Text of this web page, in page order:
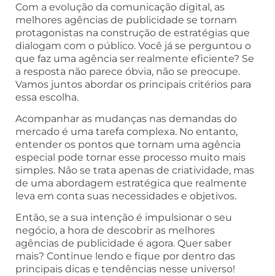
Com a evolução da comunicação digital, as
melhores agências de publicidade se tornam
protagonistas na construção de estratégias que
dialogam com o público. Você já se perguntou o
que faz uma agência ser realmente eficiente? Se
a resposta não parece óbvia, não se preocupe.
Vamos juntos abordar os principais critérios para
essa escolha.
Acompanhar as mudanças nas demandas do
mercado é uma tarefa complexa. No entanto,
entender os pontos que tornam uma agência
especial pode tornar esse processo muito mais
simples. Não se trata apenas de criatividade, mas
de uma abordagem estratégica que realmente
leva em conta suas necessidades e objetivos.
Então, se a sua intenção é impulsionar o seu
negócio, a hora de descobrir as melhores
agências de publicidade é agora. Quer saber
mais? Continue lendo e fique por dentro das
principais dicas e tendências nesse universo!